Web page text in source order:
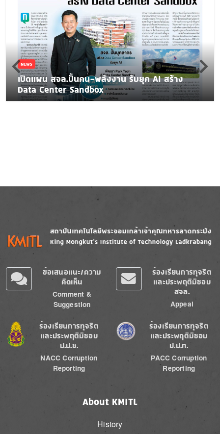
NEWS
เปิดแผน สจล.ปั้นคน-พลังงาน รับยุค AI สร้าง
Data Center Sandbox
Image
ข้อเสนอแนะ/ความ
คิดเห็น
Comment &
Suggestion
ร้องเรียนการทุจริต
และประพฤติมิชอบ
สจล.
Appeal
Image
ร้องเรียนการทุจริต
และประพฤติมิชอบ
ป.ป.ช.
NACC Corruption
Reporting
Image
ร้องเรียนการทุจริต
และประพฤติมิชอบ
ป.ป.ท.
PACC Corruption
Reporting
About KMITL
History